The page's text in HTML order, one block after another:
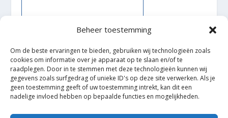
Beheer toestemming
Om de beste ervaringen te bieden, gebruiken wij technologieën zoals
cookies om informatie over je apparaat op te slaan en/of te
raadplegen. Door in te stemmen met deze technologieën kunnen wij
gegevens zoals surfgedrag of unieke ID's op deze site verwerken. Als je
geen toestemming geeft of uw toestemming intrekt, kan dit een
nadelige invloed hebben op bepaalde functies en mogelijkheden.